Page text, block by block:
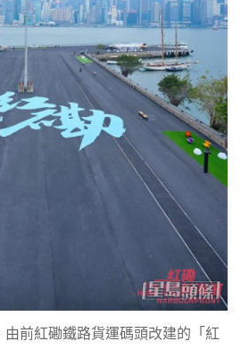
前紅磡鐵路貨運碼頭改建的「紅